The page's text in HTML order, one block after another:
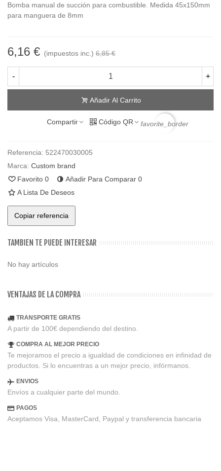
Bomba manual de succión para combustible. Medida 45x150mm
para manguera de 8mm
6,16 € (impuestos inc.) 6,85 €
- +
Añadir Al Carrito
Compartir Código QR favorite_border
Referencia: 522470030005
Marca: Custom brand
Favorito 0 Añadir Para Comparar 0
A Lista De Deseos
Copiar referencia
TAMBIEN TE PUEDE INTERESAR
No hay artículos
VENTAJAS DE LA COMPRA
TRANSPORTE GRATIS
A partir de 100€ dependiendo del destino.
COMPRA AL MEJOR PRECIO
Te mejoramos el precio a igualdad de condiciones en infinidad de
productos. Si lo encuentras a un mejor precio, infórmanos.
ENVIOS
Envíos a cualquier parte del mundo.
PAGOS
Aceptamos Visa, MasterCard, Paypal y transferencia bancaria